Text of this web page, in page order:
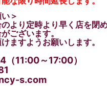
＞
より定時より早く店を閉め
ございます。
ますようお願いします。
11:00～17:00）
s.com